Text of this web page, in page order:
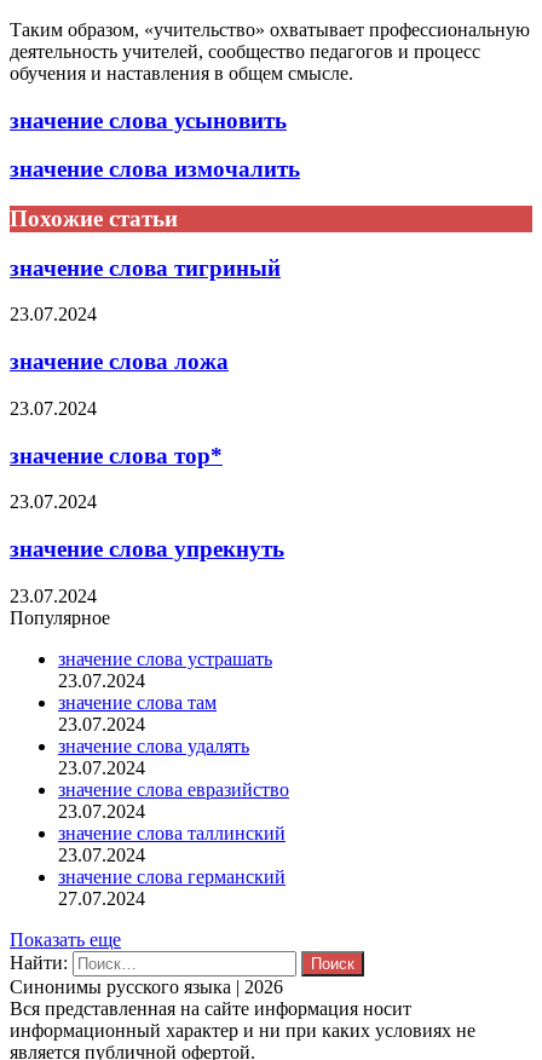
Таким образом, «учительство» охватывает профессиональную
деятельность учителей, сообщество педагогов и процесс
обучения и наставления в общем смысле.
значение слова усыновить
значение слова измочалить
Похожие статьи
значение слова тигриный
23.07.2024
значение слова ложа
23.07.2024
значение слова тор*
23.07.2024
значение слова упрекнуть
23.07.2024
Популярное
значение слова устрашать
23.07.2024
значение слова там
23.07.2024
значение слова удалять
23.07.2024
значение слова евразийство
23.07.2024
значение слова таллинский
23.07.2024
значение слова германский
27.07.2024
Показать еще
Найти:
Синонимы русского языка | 2026
Вся представленная на сайте информация носит
информационный характер и ни при каких условиях не
является публичной офертой.